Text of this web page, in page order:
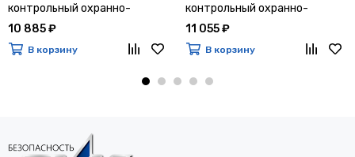
контрольный охранно-
пожарный Гранит 8
10 885 ₽
В корзину
контрольный охранно-
пожарный Гранит 12
11 055 ₽
В корзину